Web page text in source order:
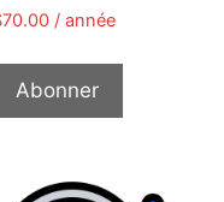
70.00 / année
Abonner